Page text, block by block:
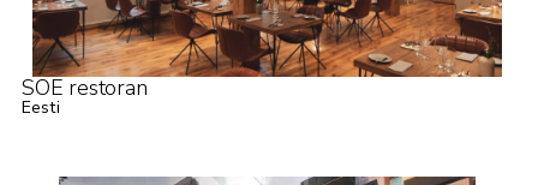
SÖE restoran
Eesti